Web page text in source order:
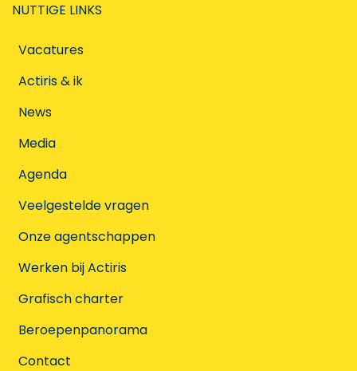
NUTTIGE LINKS
Vacatures
Actiris & ik
News
Media
Agenda
Veelgestelde vragen
Onze agentschappen
Werken bij Actiris
Grafisch charter
Beroepenpanorama
Contact